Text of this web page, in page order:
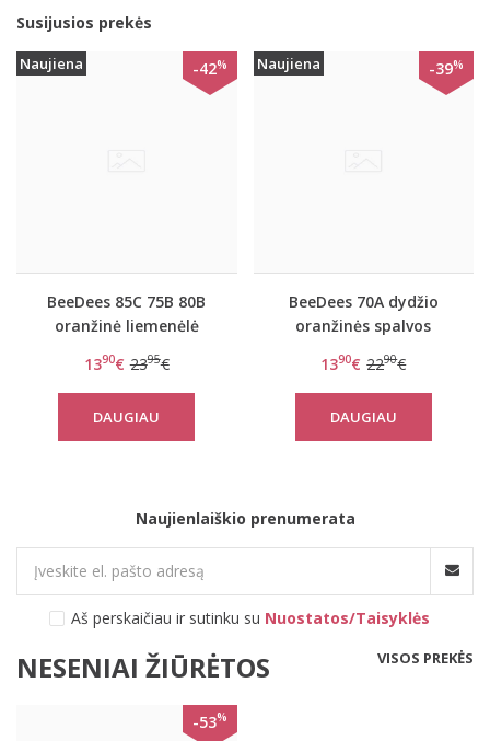
Susijusios prekės
Naujiena -42%
BeeDees 85C 75B 80B
oranžinė liemenėlė
1390€ 2395€
DAUGIAU
Naujiena -39%
BeeDees 70A dydžio
oranžinės spalvos
3172 P
1390€ 2290€
DAUGIAU
Naujienlaiškio prenumerata
Aš perskaičiau ir sutinku su Nuostatos/Taisyklės
NESENIAI ŽIŪRĖTOS VISOS PREKĖS
-53%